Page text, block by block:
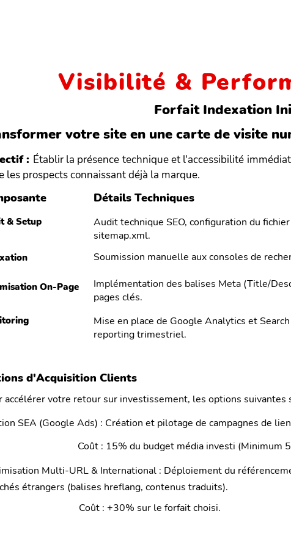
Visibilité &
Forfait Indexation
votre site en une carte de visite
: Établir la présence technique et l'accessibilité
les prospects connaissant déjà la marque.
& Setup
On-Page
Détails Techniques
Audit technique SEO, configuration du
sitemap.xml.
Soumission manuelle aux consoles de
Implémentation des balises Meta (Title/
pages clés.
Mise en place de Google Analytics et
reporting trimestriel.
d'Acquisition Clients
accélérer votre retour sur investissement, les options suivantes
SEA (Google Ads) : Création et pilotage de campagnes de
Coût : 15% du budget média investi (Minimum
Multi-URL & International : Déploiement du
étrangers (balises hreflang, contenus traduits).
Coût : +30% sur le forfait choisi.